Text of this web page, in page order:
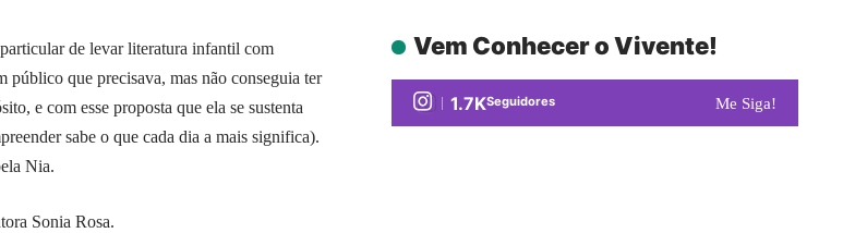
de levar literatura infantil com
público que precisava, mas não conseguia ter
e com esse proposta que ela se sustenta
sabe o que cada dia a mais significa).
Nia.
Sonia Rosa.
Vem Conhecer o Vivente!
1.7KSeguidores Me Siga!